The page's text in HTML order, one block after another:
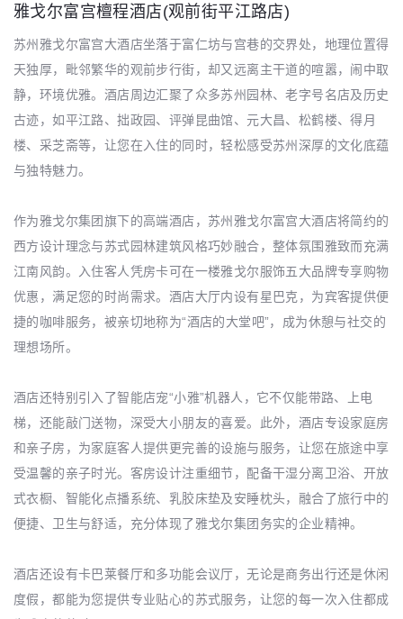
雅戈尔富宫檀程酒店(观前街平江路店)
苏州雅戈尔富宫大酒店坐落于富仁坊与宫巷的交界处，地理位置得
天独厚，毗邻繁华的观前步行街，却又远离主干道的喧嚣，闹中取
静，环境优雅。酒店周边汇聚了众多苏州园林、老字号名店及历史
古迹，如平江路、拙政园、评弹昆曲馆、元大昌、松鹤楼、得月
楼、采芝斋等，让您在入住的同时，轻松感受苏州深厚的文化底蕴
与独特魅力。
作为雅戈尔集团旗下的高端酒店，苏州雅戈尔富宫大酒店将简约的
西方设计理念与苏式园林建筑风格巧妙融合，整体氛围雅致而充满
江南风韵。入住客人凭房卡可在一楼雅戈尔服饰五大品牌专享购物
优惠，满足您的时尚需求。酒店大厅内设有星巴克，为宾客提供便
捷的咖啡服务，被亲切地称为“酒店的大堂吧”，成为休憩与社交的
理想场所。
酒店还特别引入了智能店宠“小雅”机器人，它不仅能带路、上电
梯，还能敲门送物，深受大小朋友的喜爱。此外，酒店专设家庭房
和亲子房，为家庭客人提供更完善的设施与服务，让您在旅途中享
受温馨的亲子时光。客房设计注重细节，配备干湿分离卫浴、开放
式衣橱、智能化点播系统、乳胶床垫及安睡枕头，融合了旅行中的
便捷、卫生与舒适，充分体现了雅戈尔集团务实的企业精神。
酒店还设有卡巴莱餐厅和多功能会议厅，无论是商务出行还是休闲
度假，都能为您提供专业贴心的苏式服务，让您的每一次入住都成